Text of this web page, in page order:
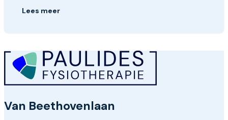
Lees meer
Van Beethovenlaan